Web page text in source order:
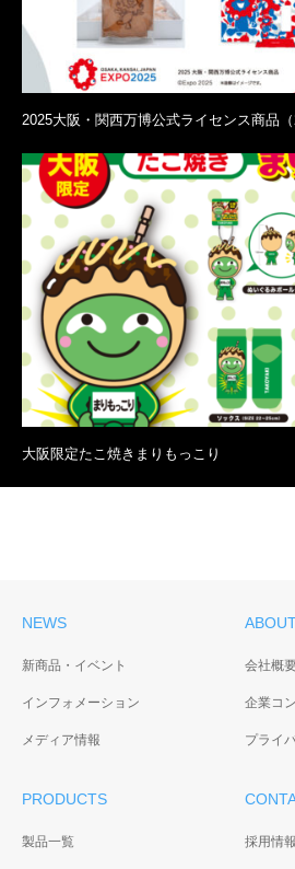
2025大阪・関西万博公式ライセンス商品
大阪限定たこ焼きまりもっこり
NEWS
新商品・イベント
インフォメーション
メディア情報
会社概
企業コ
プライ
PRODUCTS
製品一覧 採用情報